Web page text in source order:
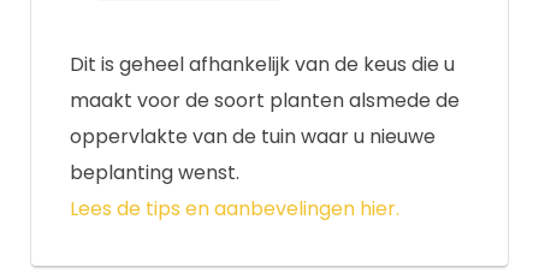
Dit is geheel afhankelijk van de keus die u
maakt voor de soort planten alsmede de
oppervlakte van de tuin waar u nieuwe
beplanting wenst.
Lees de tips en aanbevelingen hier.